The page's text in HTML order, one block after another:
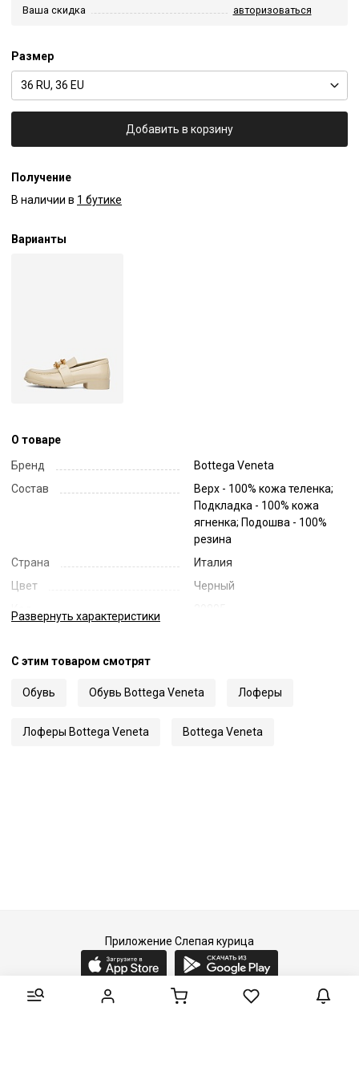
Ваша скидка
авторизоваться
Размер
36 RU, 36 EU
Добавить в корзину
Получение
В наличии в 1 бутике
Варианты
О товаре
Бренд
Bottega Veneta
Состав
Верх - 100% кожа теленка;
Подкладка - 100% кожа
ягненка; Подошва - 100%
резина
Страна
Италия
Цвет
Черный
Код
Развернуть характеристики
С этим товаром смотрят
Обувь Обувь Bottega Veneta Лоферы
Лоферы Bottega Veneta Bottega Veneta
Приложение Слепая курица
2015-2026 © Слепая курица - fashion concept store.